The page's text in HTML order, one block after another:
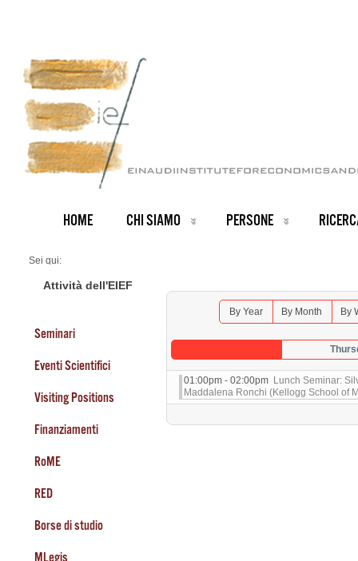
HOME CHI SIAMO PERSONE
Sei qui:
Seminars 2026
Attività dell'EIEF
Seminari
Eventi Scientifici
Visiting Positions
Finanziamenti
RoME
RED
Borse di studio
MLegis
By Year By Month By
01:00pm - 02:00pm Lunch Seminar:
Maddalena Ronchi (Kellogg School of